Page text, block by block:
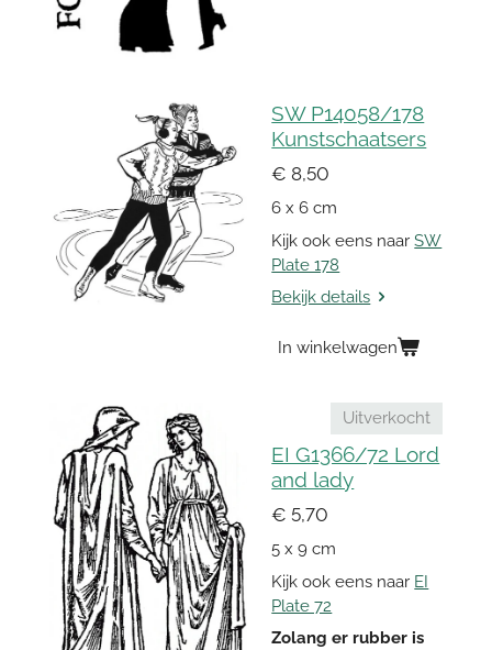
SW P14058/178
Kunstschaatsers
€ 8,50
6 x 6 cm
Kijk ook eens naarSW
Plate 178
Bekijk details
In winkelwagen
Uitverkocht
EI G1366/72 Lord
and lady
€ 5,70
5 x 9 cm
Kijk ook eens naar EI
Plate 72
Zolang er rubber is